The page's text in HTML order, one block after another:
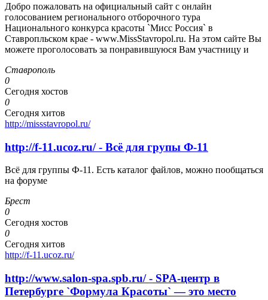
Добро пожаловать на официальный сайт с онлайн
голосованием регионального отборочного тура
Национального конкурса красоты `Мисс Россия` в
Ставропльском крае - www.MissStavropol.ru. На этом сайте Вы
можете проголосовать за понравившуюся Вам участницу и
Ставрополь
0
Сегодня хостов
0
Сегодня хитов
http://missstavropol.ru/
http://f-11.ucoz.ru/ - Всё для групы Ф-11
Всё для группы Ф-11. Есть каталог файлов, можно пообщаться
на форуме
Брест
0
Сегодня хостов
0
Сегодня хитов
http://f-11.ucoz.ru/
http://www.salon-spa.spb.ru/ - SPA-центр в
Петербурге `Формула Красоты` — это место